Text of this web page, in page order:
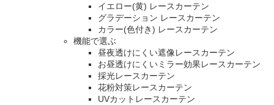
イエロー(黄) レースカーテン
グラデーション レースカーテン
カラー(色付き) レースカーテン
機能で選ぶ
昼夜透けにくい遮像レースカーテン
お昼透けにくいミラー効果レースカーテン
採光レースカーテン
花粉対策レースカーテン
UVカットレースカーテン